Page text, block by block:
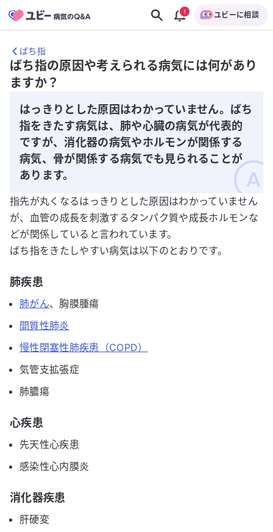
ユビーに相談
ばち指
ばち指の原因や考えられる病気には何があり
ますか？
はっきりとした原因はわかっていません。ばち
指をきたす病気は、肺や心臓の病気が代表的
ですが、消化器の病気やホルモンが関係する
病気、骨が関係する病気でも見られることが
あります。
指先が丸くなるはっきりとした原因はわかっていません
が、血管の成長を刺激するタンパク質や成長ホルモンな
どが関係していると言われています。
ばち指をきたしやすい病気は以下のとおりです。
肺疾患
肺がん、胸膜腫瘍
間質性肺炎
慢性閉塞性肺疾患（COPD）
気管支拡張症
肺膿瘍
心疾患
先天性心疾患
感染性心内膜炎
消化器疾患
肝硬変